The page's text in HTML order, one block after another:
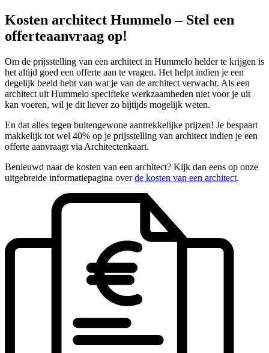
Kosten architect Hummelo – Stel een
offerteaanvraag op!
Om de prijsstelling van een architect in Hummelo helder te krijgen is
het altijd goed een offerte aan te vragen. Het helpt indien je een
degelijk beeld hebt van wat je van de architect verwacht. Als een
architect uit Hummelo specifieke werkzaamheden niet voor je uit
kan voeren, wil je dit liever zo bijtijds mogelijk weten.
En dat alles tegen buitengewone aantrekkelijke prijzen! Je bespaart
makkelijk tot wel 40% op je prijsstelling van architect indien je een
offerte aanvraagt via Architectenkaart.
Benieuwd naar de kosten van een architect? Kijk dan eens op onze
uitgebreide informatiepagina overde kosten van een architect.